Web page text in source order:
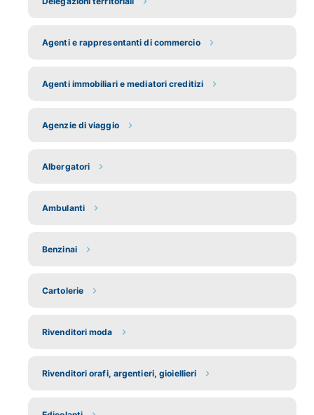
Agenti e rappresentanti di commercio
Agenti immobiliari e mediatori creditizi
Agenzie di viaggio
Albergatori
Ambulanti
Benzinai
Cartolerie
Rivenditori moda
Rivenditori orafi, argentieri, gioiellieri